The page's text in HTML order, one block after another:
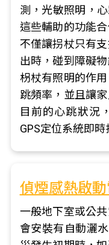
測，光敏照明，
這些輔助的功能
不僅讓拐杖只有
出時，碰到障礙
枴杖有照明的作
跳頻率，並且讓
目前的心跳狀況
GPS定位系統即
偵煙感熱啟
一般地下室或公
會安裝有自動灑